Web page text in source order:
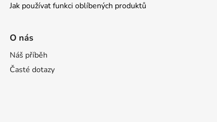
Jak používat funkci oblíbených produktů
O nás
Náš příběh
Časté dotazy